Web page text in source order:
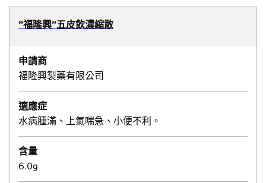
”福隆興”五皮飲濃縮散
申請商
福隆興製藥有限公司
適應症
水病腫滿、上氣喘急、小便不利。
含量
6.0g